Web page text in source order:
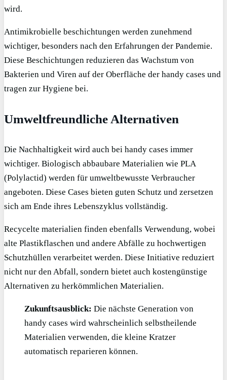
wird.
Antimikrobielle beschichtungen werden zunehmend
wichtiger, besonders nach den Erfahrungen der Pandemie.
Diese Beschichtungen reduzieren das Wachstum von
Bakterien und Viren auf der Oberfläche der handy cases und
tragen zur Hygiene bei.
Umweltfreundliche Alternativen
Die Nachhaltigkeit wird auch bei handy cases immer
wichtiger. Biologisch abbaubare Materialien wie PLA
(Polylactid) werden für umweltbewusste Verbraucher
angeboten. Diese Cases bieten guten Schutz und zersetzen
sich am Ende ihres Lebenszyklus vollständig.
Recycelte materialien finden ebenfalls Verwendung, wobei
alte Plastikflaschen und andere Abfälle zu hochwertigen
Schutzhüllen verarbeitet werden. Diese Initiative reduziert
nicht nur den Abfall, sondern bietet auch kostengünstige
Alternativen zu herkömmlichen Materialien.
Zukunftsausblick: Die nächste Generation von
handy cases wird wahrscheinlich selbstheilende
Materialien verwenden, die kleine Kratzer
automatisch reparieren können.